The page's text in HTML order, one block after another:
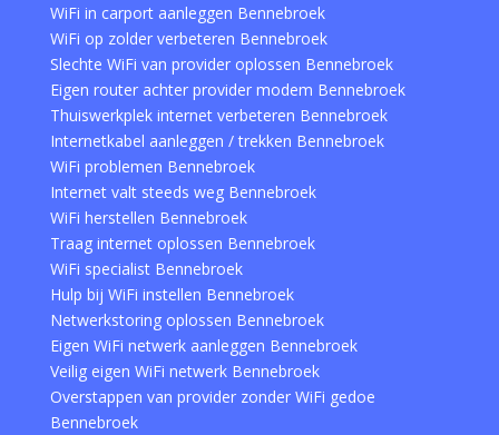
WiFi in carport aanleggen Bennebroek
WiFi op zolder verbeteren Bennebroek
Slechte WiFi van provider oplossen Bennebroek
Eigen router achter provider modem Bennebroek
Thuiswerkplek internet verbeteren Bennebroek
Internetkabel aanleggen / trekken Bennebroek
WiFi problemen Bennebroek
Internet valt steeds weg Bennebroek
WiFi herstellen Bennebroek
Traag internet oplossen Bennebroek
WiFi specialist Bennebroek
Hulp bij WiFi instellen Bennebroek
Netwerkstoring oplossen Bennebroek
Eigen WiFi netwerk aanleggen Bennebroek
Veilig eigen WiFi netwerk Bennebroek
Overstappen van provider zonder WiFi gedoe
Bennebroek